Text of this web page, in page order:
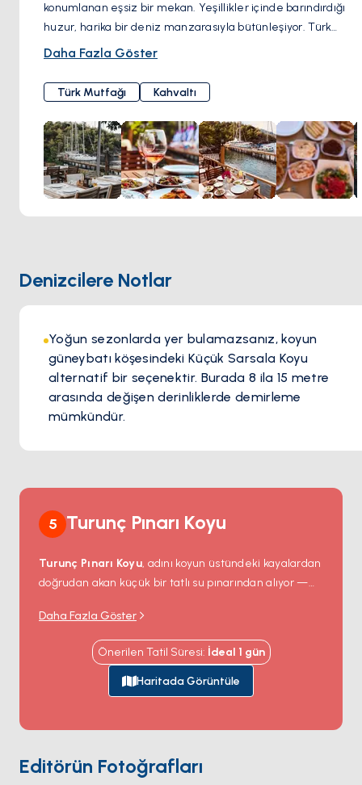
konumlanan eşsiz bir mekan. Yeşillikler içinde barındırdığı
huzur, harika bir deniz manzarasıyla bütünleşiyor. Türk
mutfağının sıcak ve zengin lezzetlerini sunan bir menüsü
yaşayabilirsiniz. Restaurantın kendine ait bir de iskelesi
bulunuyor.
Daha Fazla Göster
Türk Mutfağı Kahvaltı
Denizcilere Notlar
Yoğun sezonlarda yer bulamazsanız, koyun
güneybatı köşesindeki Küçük Sarsala Koyu
alternatif bir seçenektir. Burada 8 ila 15 metre
arasında değişen derinliklerde demirleme
mümkündür.
5 Turunç Pınarı Koyu
Turunç Pınarı Koyu, adını koyun üstündeki kayalardan
doğrudan akan küçük bir tatlı su pınarından alıyor —
Koyun kendisi deniz tabanında kumlu lekeler ve 10
metreye kadar berrak görüş sunan sığ bir at nalı;
etrafını çamlar ve birkaç yabani turunç-narenciye
ağacı çeviriyor. Plajdan pınara bir patika çıkıyor; orada
su şişelerini doldurabilir ve geriye dönüp körfezi
Yelkenle
Turunç köyü 30 dakika batıda,
dakika doğuda. Sezon Mayıs ile Ekim
Daha Fazla Göster
Önerilen Tatil Süresi: İdeal 1 gün
Haritada Görüntüle
Editörün Fotoğrafları